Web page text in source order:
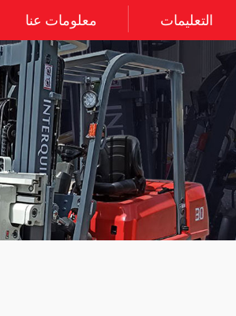
معلومات عنا التعليمات